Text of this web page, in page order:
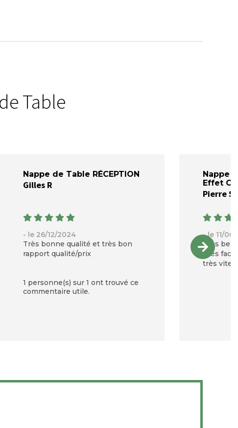
Table
Nappe de Table RÉCEPTION
Gilles R
- le 26/12/2024
Très bonne qualité et très bon
rapport qualité/prix
1 personne(s) sur 1 ont trouvé ce
commentaire utile.
Nappe
Effet
Pierre S
- le 11/
Très
Très
très vite